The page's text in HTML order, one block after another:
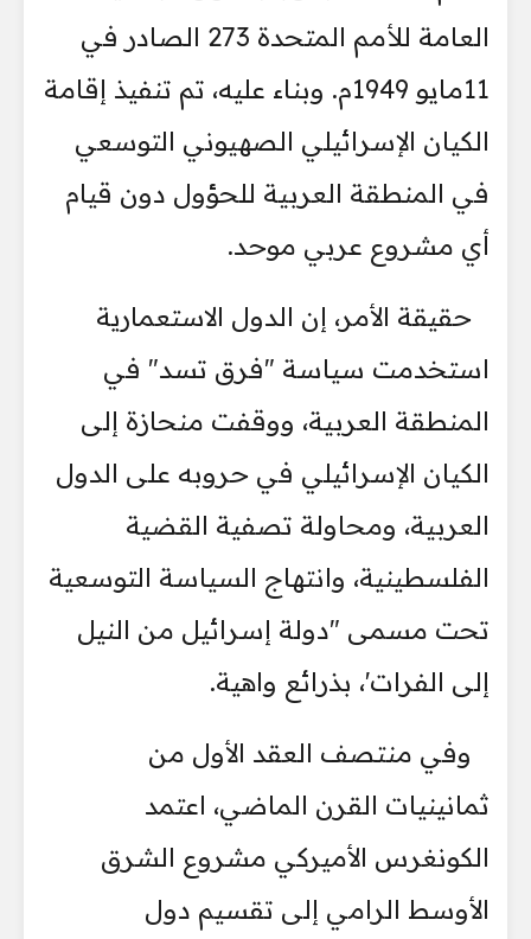
العامة للأمم المتحدة 273 الصادر في
11مايو 1949م. وبناء عليه، تم تنفيذ إقامة
الكيان الإسرائيلي الصهيوني التوسعي
في المنطقة العربية للحؤول دون قيام
أي مشروع عربي موحد.
حقيقة الأمر، إن الدول الاستعمارية
استخدمت سياسة "فرق تسد" في
المنطقة العربية، ووقفت منحازة إلى
الكيان الإسرائيلي في حروبه على الدول
العربية، ومحاولة تصفية القضية
الفلسطينية، وانتهاج السياسة التوسعية
تحت مسمى "دولة إسرائيل من النيل
إلى الفرات'، بذرائع واهية.
وفي منتصف العقد الأول من
ثمانينيات القرن الماضي، اعتمد
الكونغرس الأميركي مشروع الشرق
الأوسط الرامي إلى تقسيم دول